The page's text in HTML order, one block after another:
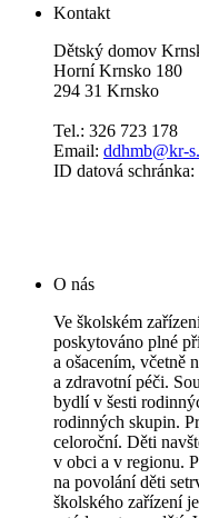
Kontakt
Dětský domov
Horní Krnsko 180
294 31 Krnsko
Tel.: 326 723 178
Email: ddhmb@kr-
ID datová
O nás
Ve školském
poskytováno plné
a ošacením, včetně
a zdravotní péči.
bydlí v šesti
rodinných skupin.
celoroční. Děti
v obci a v regionu.
na povolání děti
školského zařízení